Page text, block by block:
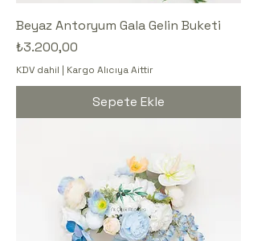
Beyaz Antoryum Gala Gelin Buketi
Fiyat
₺3.200,00
KDV dahil | Kargo Alıcıya Aittir
Sepete Ekle